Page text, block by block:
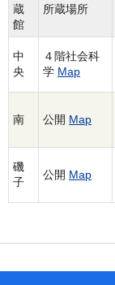
蔵
館
所蔵場所
中
央
４階社会科
学 Map
南 公開 Map
磯
子
公開 Map